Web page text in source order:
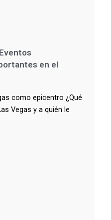
en el
como epicentro ¿Qué
Vegas y a quién le